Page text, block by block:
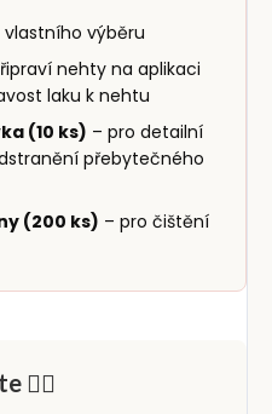
vlastního výběru
nehty na aplikaci
laku k nehtu
(10 ks) – pro detailní
přebytečného
(200 ks) – pro čištění
👆🏻